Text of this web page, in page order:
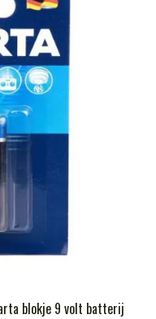
blokje 9 volt batterij